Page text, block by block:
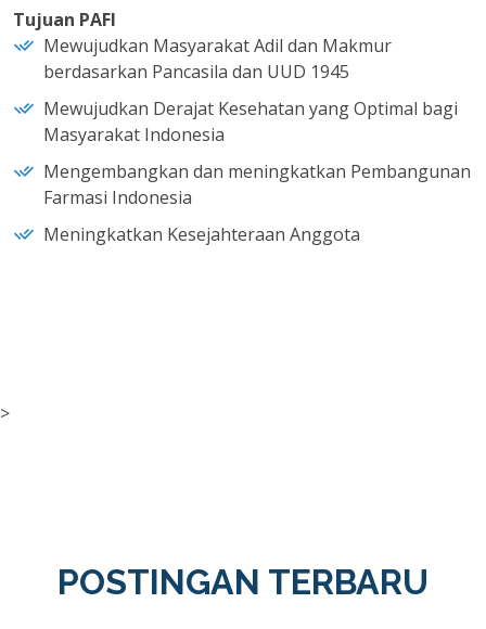
Tujuan PAFI
Mewujudkan Masyarakat Adil dan Makmur
berdasarkan Pancasila dan UUD 1945
Mewujudkan Derajat Kesehatan yang Optimal bagi
Masyarakat Indonesia
Mengembangkan dan meningkatkan Pembangunan
Farmasi Indonesia
Meningkatkan Kesejahteraan Anggota
>
POSTINGAN TERBARU